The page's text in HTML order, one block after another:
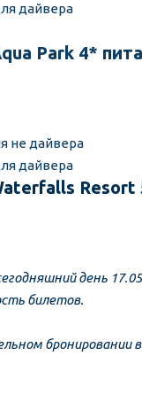
дайвера
Park 4*
не дайвера
дайвера
Resort
день
билетов.
бронировании